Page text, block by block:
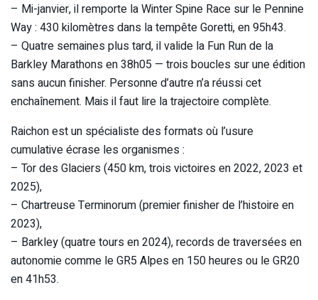
– Mi-janvier, il remporte la Winter Spine Race sur le Pennine
Way : 430 kilomètres dans la tempête Goretti, en 95h43.
– Quatre semaines plus tard, il valide la Fun Run de la
Barkley Marathons en 38h05 — trois boucles sur une édition
sans aucun finisher. Personne d’autre n’a réussi cet
enchaînement. Mais il faut lire la trajectoire complète.
Raichon est un spécialiste des formats où l’usure
cumulative écrase les organismes :
– Tor des Glaciers (450 km, trois victoires en 2022, 2023 et
2025),
– Chartreuse Terminorum (premier finisher de l’histoire en
2023),
– Barkley (quatre tours en 2024), records de traversées en
autonomie comme le GR5 Alpes en 150 heures ou le GR20
en 41h53.